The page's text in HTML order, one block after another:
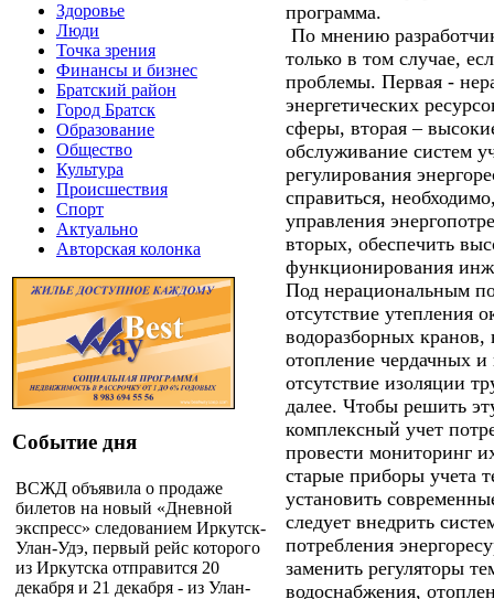
Здоровье
Люди
Точка зрения
Финансы и бизнес
Братский район
Город Братск
Образование
Общество
Культура
Происшествия
Спорт
Актуально
Авторская колонка
Событие дня
ВСЖД объявила о продаже
билетов на новый «Дневной
экспресс» следованием Иркутск-
Улан-Удэ, первый рейс которого
из Иркутска отправится 20
декабря и 21 декабря - из Улан-
программа.
По мнению
только в том случае,
проблемы. Первая -
энергетических
сферы, вторая –
обслуживание систем
регулирования
справиться,
управления
вторых, обеспечить
функционирования
Под нерациональным
отсутствие утепления
водоразборных
отопление чердачных
отсутствие изоляции
далее. Чтобы решить
комплексный учет
провести мониторинг
старые приборы учета
установить
следует внедрить
потребления
заменить регуляторы
водоснабжения,